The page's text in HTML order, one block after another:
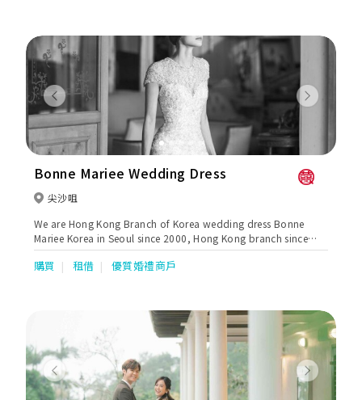
的婚禮體驗。我們的服務團隊具有豐富的經驗和敏銳的洞察力，能
夠根據客人的喜好和需求，為客人打造獨一無二的婚禮風格。 為了
令婚禮更加完美，Miss Suki Wedding 的服務團隊會提前與客人溝
通，確定客人的需求和喜好，並根據客人的需求和喜好，為客人打
造獨特的婚禮風格。在婚禮當天，我們的服務團隊會全程陪伴客
人，確保每一個細節都能夠完美呈現，讓客人能夠全身心地享受婚
禮當天的美好時光。如果您正在尋找一家能夠為您提供最優質婚禮
服務的公司，Miss Suki Wedding 將會是您最好的選擇!
Previous Next
Bonne Mariee Wedding Dress
尖沙咀
We are Hong Kong Branch of Korea wedding dress Bonne
Mariee Korea in Seoul since 2000, Hong Kong branch since
2015. We design and made our all dress in Korea.
購買 租借 優質婚禮商戶
Previous Next